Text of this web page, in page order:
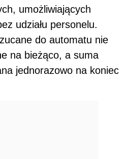
umożliwiających
udziału personelu.
do automatu nie
na bieżąco, a suma
jednorazowo na koniec